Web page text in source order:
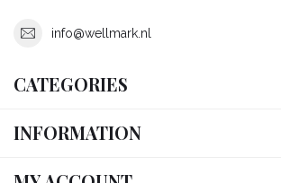
info@wellmark.nl
CATEGORIES
INFORMATION